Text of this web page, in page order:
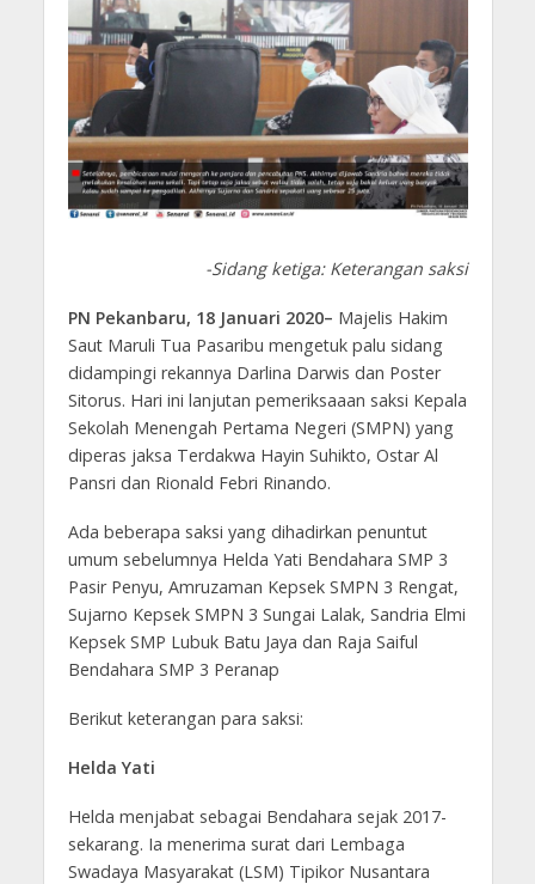
-Sidang ketiga: Keterangan saksi
PN Pekanbaru, 18 Januari 2020– Majelis Hakim
Saut Maruli Tua Pasaribu mengetuk palu sidang
didampingi rekannya Darlina Darwis dan Poster
Sitorus. Hari ini lanjutan pemeriksaaan saksi Kepala
Sekolah Menengah Pertama Negeri (SMPN) yang
diperas jaksa Terdakwa Hayin Suhikto, Ostar Al
Pansri dan Rionald Febri Rinando.
Ada beberapa saksi yang dihadirkan penuntut
umum sebelumnya Helda Yati Bendahara SMP 3
Pasir Penyu, Amruzaman Kepsek SMPN 3 Rengat,
Sujarno Kepsek SMPN 3 Sungai Lalak, Sandria Elmi
Kepsek SMP Lubuk Batu Jaya dan Raja Saiful
Bendahara SMP 3 Peranap
Berikut keterangan para saksi:
Helda Yati
Helda menjabat sebagai Bendahara sejak 2017-
sekarang. Ia menerima surat dari Lembaga
Swadaya Masyarakat (LSM) Tipikor Nusantara